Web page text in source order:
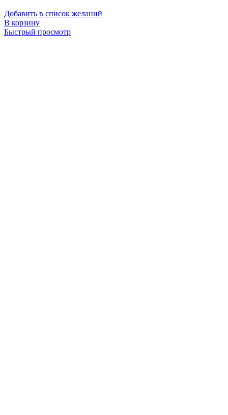
Добавить в список желаний
В корзину
Быстрый просмотр